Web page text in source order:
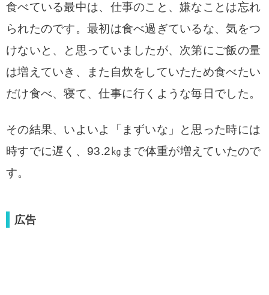
食べている最中は、仕事のこと、嫌なことは忘れ
られたのです。 最初は食べ過ぎているな、気をつ
けないと、と思っていましたが、次第にご飯の量
は増えていき、また自炊をしていたため食べたい
だけ食べ、寝て、仕事に行くような毎日でした。
その結果、いよいよ「まずいな」と思った時には
時すでに遅く、93.2㎏まで体重が増えていたので
す。
広告